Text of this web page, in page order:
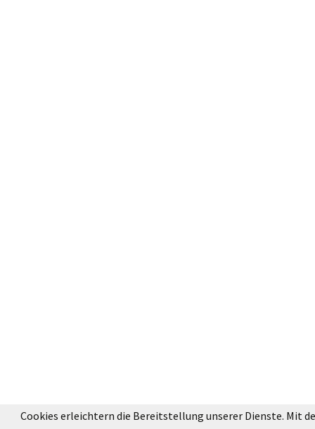
Cookies erleichtern die Bereitstellung unserer Dienste. Mit